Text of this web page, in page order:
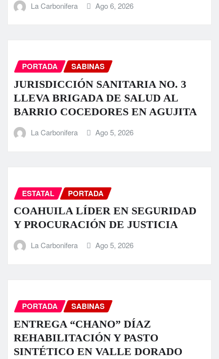
La Carbonifera Ago 6, 2026
PORTADA SABINAS
JURISDICCIÓN SANITARIA NO. 3
LLEVA BRIGADA DE SALUD AL
BARRIO COCEDORES EN AGUJITA
La Carbonifera Ago 5, 2026
ESTATAL PORTADA
COAHUILA LÍDER EN SEGURIDAD
Y PROCURACIÓN DE JUSTICIA
La Carbonifera Ago 5, 2026
PORTADA SABINAS
ENTREGA “CHANO” DÍAZ
REHABILITACIÓN Y PASTO
SINTÉTICO EN VALLE DORADO